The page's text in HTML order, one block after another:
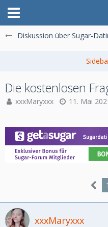
Diskussion über Sugar-
Die kostenlosen
xxxMaryxxx 11. Mai
1
xxxMaryxxx